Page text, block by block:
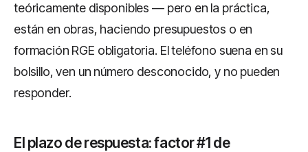
teóricamente disponibles — pero en la práctica,
están en obras, haciendo presupuestos o en
formación RGE obligatoria. El teléfono suena en su
bolsillo, ven un número desconocido, y no pueden
responder.
El plazo de respuesta: factor #1 de